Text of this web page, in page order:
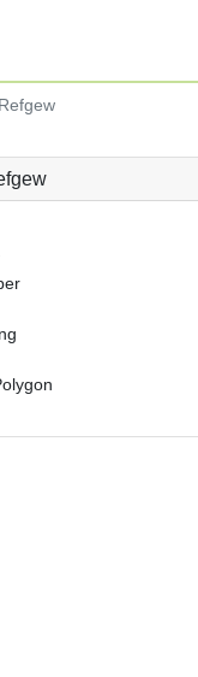
Refgew